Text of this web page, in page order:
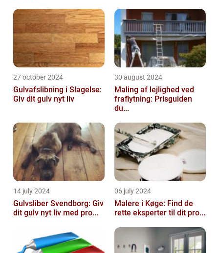
27 october 2024
Gulvafslibning i Slagelse:
Giv dit gulv nyt liv
30 august 2024
Maling af lejlighed ved
fraflytning: Prisguiden
du...
14 july 2024
Gulvsliber Svendborg: Giv
dit gulv nyt liv med pro...
06 july 2024
Malere i Køge: Find de
rette eksperter til dit pro...